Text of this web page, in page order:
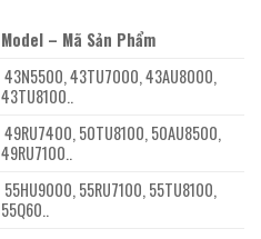
Model – Mã Sản Phẩm
43N5500, 43TU7000, 43AU8000,
43TU8100..
49RU7400, 50TU8100, 50AU8500,
49RU7100..
55HU9000, 55RU7100, 55TU8100,
55Q60..